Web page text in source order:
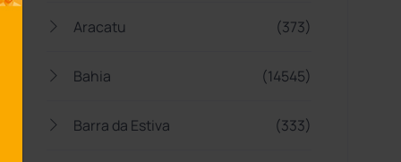
Aracatu (373)
Bahia (14545)
Barra da Estiva (333)